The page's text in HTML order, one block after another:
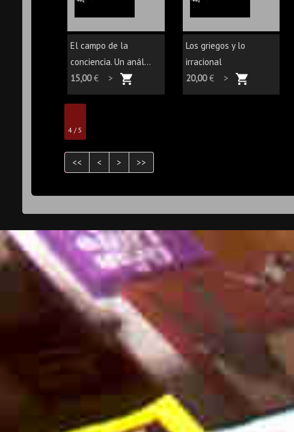
El campo de la
conciencia. Un anál...
15,00€ >
Los griegos y lo
irracional
20,00€ >
4 / 5
<< < > >>